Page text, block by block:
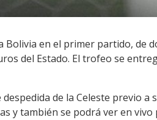
en el primer partido, de
del Estado. El trofeo se
de la Celeste previo a
y también se podrá ver en